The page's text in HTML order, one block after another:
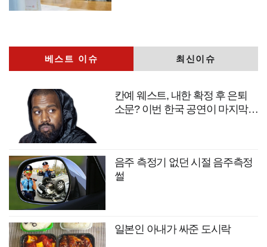
베스트 이슈 최신이슈
칸예 웨스트, 내한 확정 후 은퇴
소문? 이번 한국 공연이 마지막
음주 측정기 없던 시절 음주측정
썰
일본인 아내가 싸준 도시락